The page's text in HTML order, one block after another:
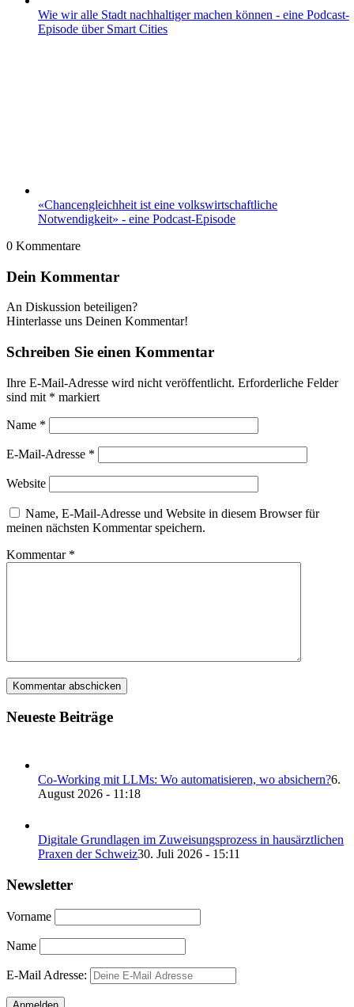
Wie wir alle Stadt nachhaltiger machen können - eine Podcast-
Episode über Smart Cities
«Chancengleichheit ist eine volkswirtschaftliche
Notwendigkeit» - eine Podcast-Episode
0 Kommentare
Dein Kommentar
An Diskussion beteiligen?
Hinterlasse uns Deinen Kommentar!
Schreiben Sie einen Kommentar
Ihre E-Mail-Adresse wird nicht veröffentlicht. Erforderliche Felder
sind mit * markiert
Name *
E-Mail-Adresse *
Website
Name, E-Mail-Adresse und Website in diesem Browser für
meinen nächsten Kommentar speichern.
Kommentar *
Neueste Beiträge
Co-Working mit LLMs: Wo automatisieren, wo absichern?6.
August 2026 - 11:18
Digitale Grundlagen im Zuweisungsprozess in hausärztlichen
Praxen der Schweiz30. Juli 2026 - 15:11
Newsletter
Vorname
Name
E-Mail Adresse: